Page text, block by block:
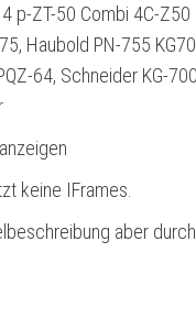
p-ZT-50 Combi 4C-
Haubold PN-755
64, Schneider KG-
keine IFrames.
aber